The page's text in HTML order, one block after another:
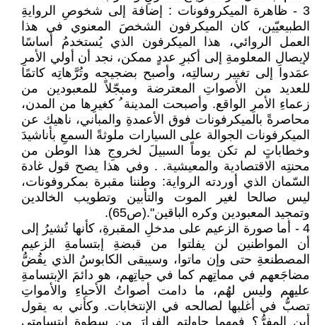
3 - ظاهرة الميكروفونات : إضافة إلى شخوصِ الروايةِ
الطبيعيّين، كان الميكرفون الشخصَ المعنوي في هذا
العمل الروائي، هذا الميكرفون الذي يُستخدمُ أساسًا
لإيصالِ المعلومةِ إلى أكبرِ عددٍ ممكن، نجد أن أولي الأمرِ
عمَدوا إلى تغيير رسالتِه، وأصبح بضجيجه وتُرَّهاتِه كاتمًا
للعديد من الأصواتِ المعترضة ومبجّلاً للمعبودين من
زعماءِ الأمرِ الواقع. وأصبحت المدينة ُ كغيرِها من المدن،
محاصرةً بالميكرفونات فوق الأعمدةِ والمباني، ناهيك عن
الميكرفونات الجوالة على السيارات ملوثةً السمعِ بأناشيدَ
وخطاباتٍ لم تكن يوماً السبيلَ لخروجِ هذا الوطن من
محنتِه الاقتصادية والمعيشية. . وفي هذا يصح قول غادة
السّمان الذي أوردته الرواية: وطننا مقبرة بمكروفونات،
ليس صالحا لغير الموت والتأبين وتطويب الخالدين
وتمجيد المعبودين وكره الباقين".(ص65).
4 - أما صورة الزعيم على مدخلِ المقبرةِ، كأنها تُشيرُ إلى
أن المواطنين لن يفلتوا من قبضةِ إبتسامةِ الزعيم
المصطنعةِ حتى وإن ماتوا، وسيبقى الكابوسُ الذي يقُضُّ
مضاجَعهم في مماتِهم كما في حياتِهم، هو دائمَ الإبتسامةِ
عليهم وليس لهُم، ما دامت أصواتُ الأحياءِ والأمواتِ
تصبُّ في أغلبها لصالحه في الإنتخابات. وكأني به يقول
أين المفرُّ؟ فمهما حاولتم الفرارَ من سطوة إبتسامتي